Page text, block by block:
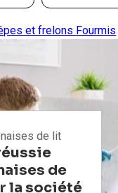
et frelons Fourmis
de lit
de
la société